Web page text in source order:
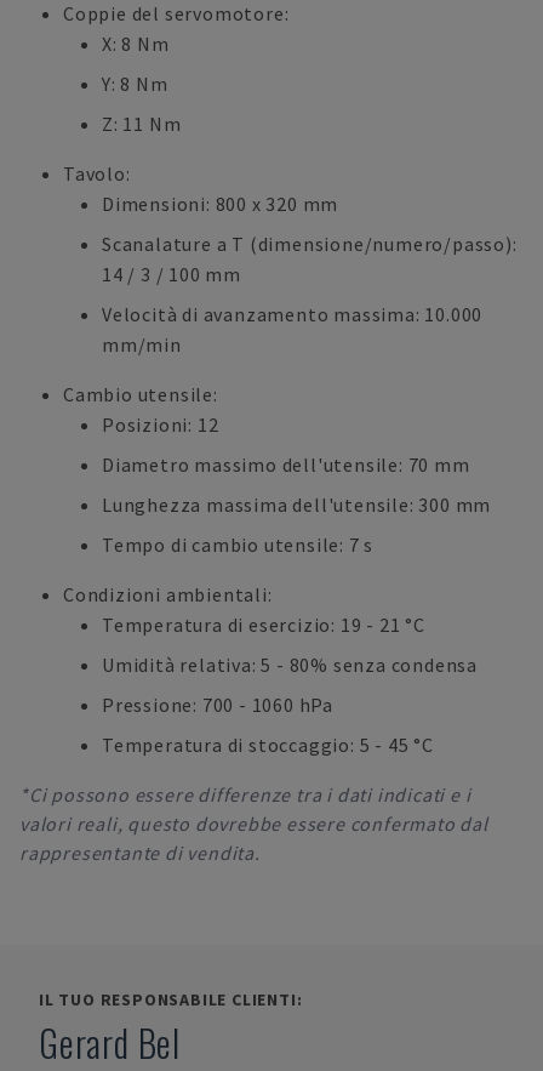
Coppie del servomotore:
X: 8 Nm
Y: 8 Nm
Z: 11 Nm
Tavolo:
Dimensioni: 800 x 320 mm
Scanalature a T (dimensione/numero/passo):
14 / 3 / 100 mm
Velocità di avanzamento massima: 10.000
mm/min
Cambio utensile:
Posizioni: 12
Diametro massimo dell'utensile: 70 mm
Lunghezza massima dell'utensile: 300 mm
Tempo di cambio utensile: 7 s
Condizioni ambientali:
Temperatura di esercizio: 19 - 21 °C
Umidità relativa: 5 - 80% senza condensa
Pressione: 700 - 1060 hPa
Temperatura di stoccaggio: 5 - 45 °C
*Ci possono essere differenze tra i dati indicati e i
valori reali, questo dovrebbe essere confermato dal
rappresentante di vendita.
IL TUO RESPONSABILE CLIENTI:
Gerard Bel